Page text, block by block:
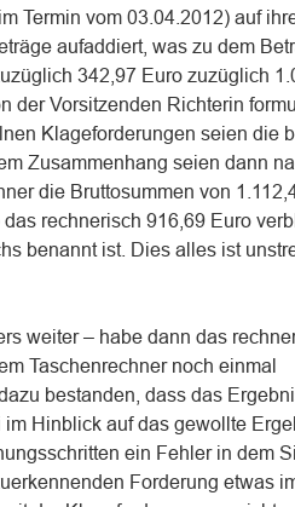
Termin vom 03.04.2012) auf
aufaddiert, was zu dem
342,97 Euro zuzüglich
der Vorsitzenden Richterin
Klageforderungen seien die
Zusammenhang seien dann
die Bruttosummen von
rechnerisch 916,69 Euro
benannt ist. Dies alles ist
weiter – habe dann das
Taschenrechner noch einmal
bestanden, dass das
Hinblick auf das gewollte
ein Fehler in dem
Forderung etwas